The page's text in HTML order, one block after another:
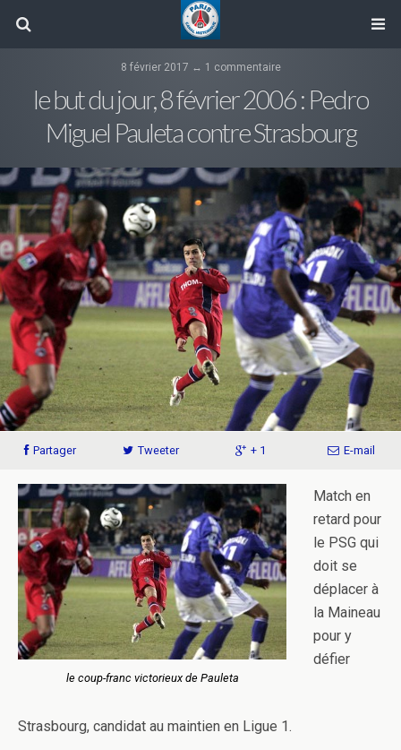
8 février 2017 ↔ 1 commentaire
le but du jour, 8 février 2006 : Pedro
Miguel Pauleta contre Strasbourg
Partager Tweeter + 1 E-mail
le coup-franc victorieux de Pauleta
Match en
retard pour
le PSG qui
doit se
déplacer à
la Maineau
pour y
défier
Strasbourg, candidat au maintien en Ligue 1.